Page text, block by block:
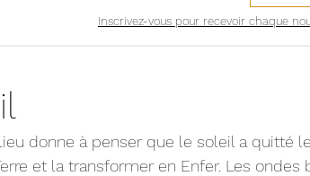
donne à penser que le soleil a quitté
et la transformer en Enfer. Les ondes
Inscrivez-vous pour recevoir chaque